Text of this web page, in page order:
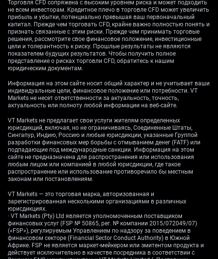
Secretary Scott BessentandChinese Vice Premier He
Lifeng are due to meet inMalaysia this week to prevent
the escalation of US tariffs on Chinese goods.
US President Donald Trump said he expects
to reach a fair trade deal with Chinese
President Xi Jinping and downplayed risks
of a clash over the issue of Taiwan, even as
his top trade negotiator accused Beijing of
engaging in ‘economic coercion’
https://t.co/61mx8prD9k
— Reuters (@Reuters)October 21, 2025
The development followsPresident Donald Trump’s
recent remarks calling the tariff stance “unsustainable,”
sparking hopes of a temporary truce.
Meanwhile, optimism around a potential resolution to
theUS government shutdownalso provided limited
support for the greenback.
Technical Analysis
TheEUR/USDpair traded slightly lower at1.16240,
marking a0.15% decline, as the U.S. dollar regained
Торговля CFD сопряжена с высоким уровнем риска и может подходить
не всем инвесторам. Кредитное плечо в торговле CFD может увеличить
прибыль и убытки, потенциально превышая ваш первоначальный
капитал. Прежде чем торговать CFD, крайне важно полностью понять и
признать связанные с этим риски. Прежде чем принимать торговые
решения, рассмотрите свое финансовое положение, инвестиционные
цели и толерантность к риску. Прошлые результаты не являются
показателем будущих результатов. Чтобы получить полное
представление о рисках торговли CFD, обратитесь к нашим
юридическим документам.
Информация на этом сайте носит общий характер и не учитывает ваши
индивидуальные цели, финансовое положение или потребности. VT
Markets не несет ответственности за актуальность, точность,
актуальность или полноту любой информации на веб-сайте.
VT Markets не предлагает свои услуги жителям определенных
юрисдикций, включая, но не ограничиваясь, Соединенные Штаты,
Сингапур, Индию, Россию и любые юрисдикции, указанные Группой
разработки финансовых мер борьбы с отмыванием денег (FATF) или
подпадающие под международные санкции. Информация на этом
сайте не предназначена для распространения или использования
любым лицом или компанией в любой юрисдикции, где такое
распространение или использование противоречило бы местным
законам или постановлениям.
VT Markets — это торговая марка, авторизованная и
зарегистрированная несколькими организациями в различных
юрисдикциях.
· VT Markets (Pty) Ltd является уполномоченным поставщиком
финансовых услуг (FSP № 50865, рег. № компании 2015/072049/07)
(«FSP»), регулируемым Управлением по надзору за поведением в
финансовом секторе (Financial Sector Conduct Authority) в Южной
Африке. FSP не является маркет-мейкером или эмитентом продукта и
действует исключительно в качестве посредника в соответствии с